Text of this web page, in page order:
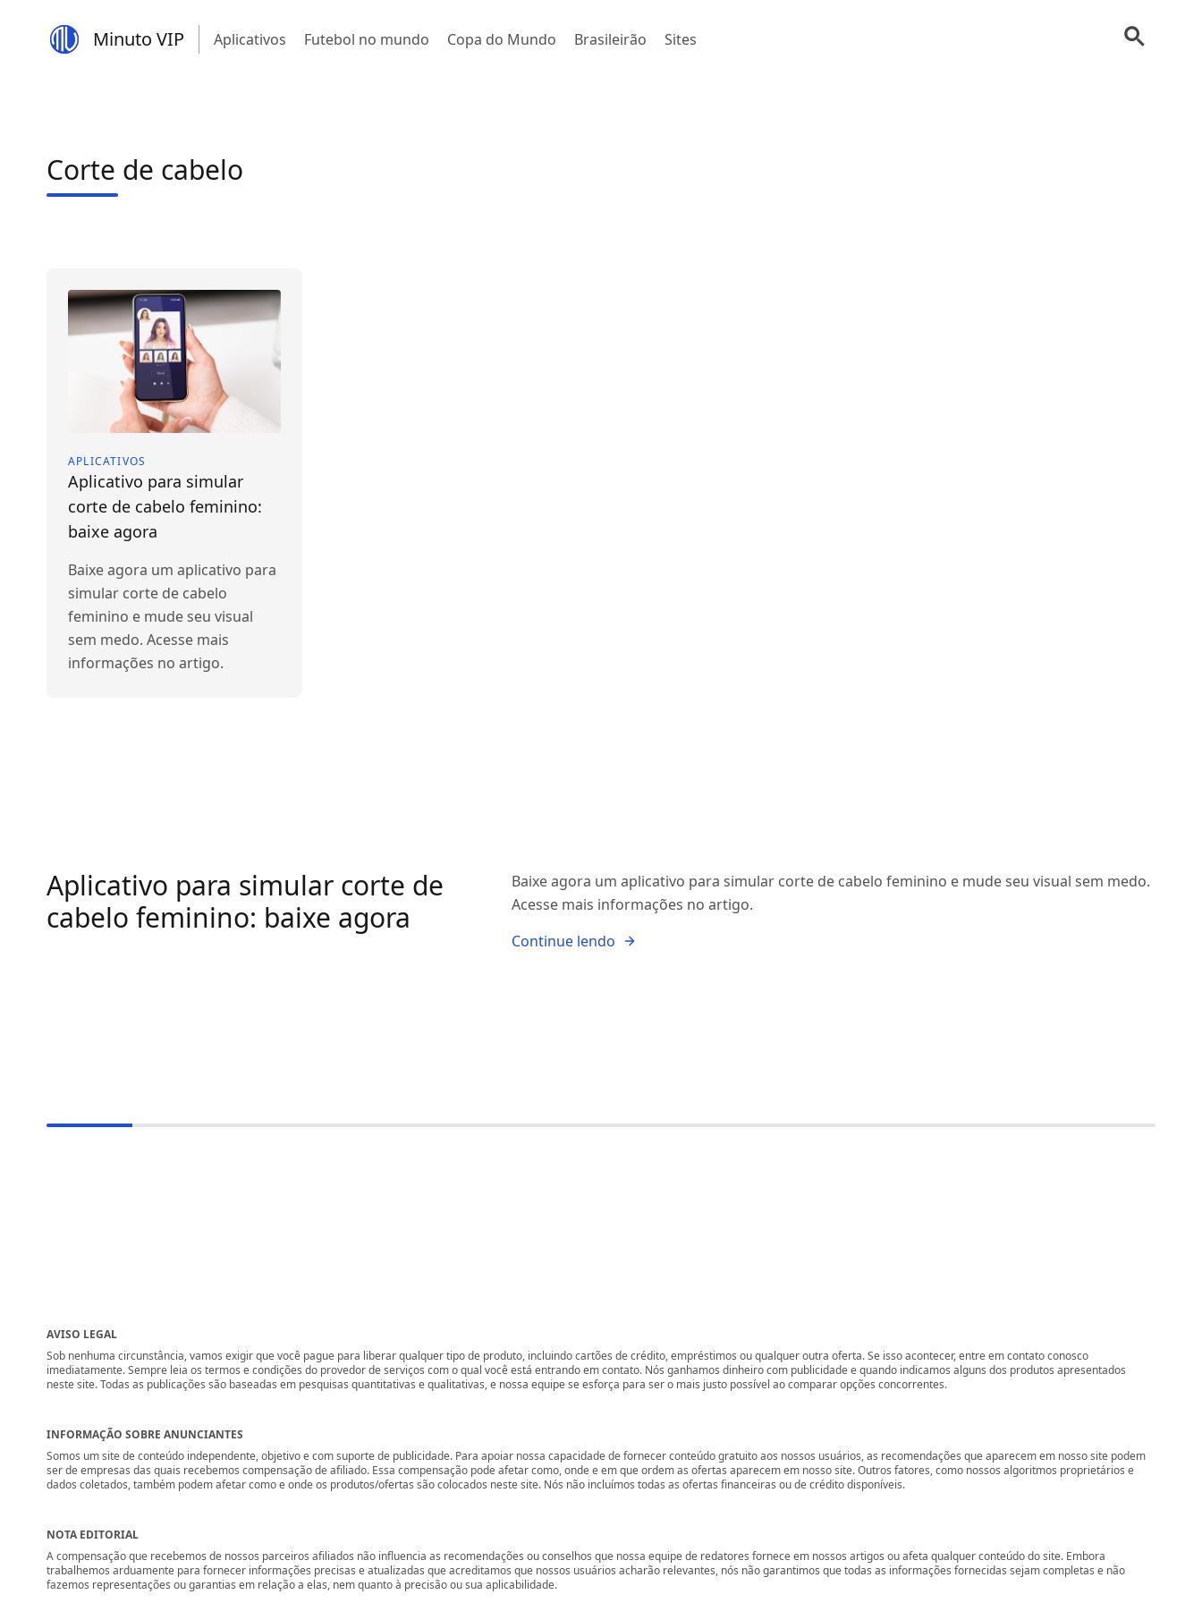
Minuto VIP Aplicativos Futebol no mundo Copa do Mundo Brasileirão Sites
Corte de cabelo
APLICATIVOS
Aplicativo para simular
corte de cabelo feminino:
baixe agora
Baixe agora um aplicativo para
simular corte de cabelo
feminino e mude seu visual
sem medo. Acesse mais
informações no artigo.
Aplicativo para simular corte de
cabelo feminino: baixe agora
Baixe agora um aplicativo para simular corte de cabelo feminino e mude seu visual sem medo.
Acesse mais informações no artigo.
Continue lendo
AVISO LEGAL
Sob nenhuma circunstância, vamos exigir que você pague para liberar qualquer tipo de produto, incluindo cartões de crédito, empréstimos ou qualquer outra oferta. Se isso acontecer, entre em contato conosco
imediatamente. Sempre leia os termos e condições do provedor de serviços com o qual você está entrando em contato. Nós ganhamos dinheiro com publicidade e quando indicamos alguns dos produtos apresentados
neste site. Todas as publicações são baseadas em pesquisas quantitativas e qualitativas, e nossa equipe se esforça para ser o mais justo possível ao comparar opções concorrentes.
INFORMAÇÃO SOBRE ANUNCIANTES
Somos um site de conteúdo independente, objetivo e com suporte de publicidade. Para apoiar nossa capacidade de fornecer conteúdo gratuito aos nossos usuários, as recomendações que aparecem em nosso site podem
ser de empresas das quais recebemos compensação de afiliado. Essa compensação pode afetar como, onde e em que ordem as ofertas aparecem em nosso site. Outros fatores, como nossos algoritmos proprietários e
dados coletados, também podem afetar como e onde os produtos/ofertas são colocados neste site. Nós não incluímos todas as ofertas financeiras ou de crédito disponíveis.
NOTA EDITORIAL
A compensação que recebemos de nossos parceiros afiliados não influencia as recomendações ou conselhos que nossa equipe de redatores fornece em nossos artigos ou afeta qualquer conteúdo do site. Embora
trabalhemos arduamente para fornecer informações precisas e atualizadas que acreditamos que nossos usuários acharão relevantes, nós não garantimos que todas as informações fornecidas sejam completas e não
fazemos representações ou garantias em relação a elas, nem quanto à precisão ou sua aplicabilidade.